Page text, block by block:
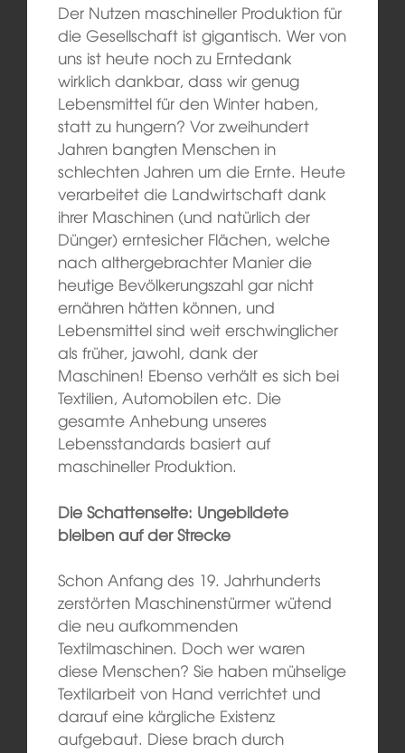
Der Nutzen maschineller Produktion für
die Gesellschaft ist gigantisch. Wer von
uns ist heute noch zu Erntedank
wirklich dankbar, dass wir genug
Lebensmittel für den Winter haben,
statt zu hungern? Vor zweihundert
Jahren bangten Menschen in
schlechten Jahren um die Ernte. Heute
verarbeitet die Landwirtschaft dank
ihrer Maschinen (und natürlich der
Dünger) erntesicher Flächen, welche
nach althergebrachter Manier die
heutige Bevölkerungszahl gar nicht
ernähren hätten können, und
Lebensmittel sind weit erschwinglicher
als früher, jawohl, dank der
Maschinen! Ebenso verhält es sich bei
Textilien, Automobilen etc. Die
gesamte Anhebung unseres
Lebensstandards basiert auf
maschineller Produktion.
Die Schattenseite: Ungebildete
bleiben auf der Strecke
Schon Anfang des 19. Jahrhunderts
zerstörten Maschinenstürmer wütend
die neu aufkommenden
Textilmaschinen. Doch wer waren
diese Menschen? Sie haben mühselige
Textilarbeit von Hand verrichtet und
darauf eine kärgliche Existenz
aufgebaut. Diese brach durch